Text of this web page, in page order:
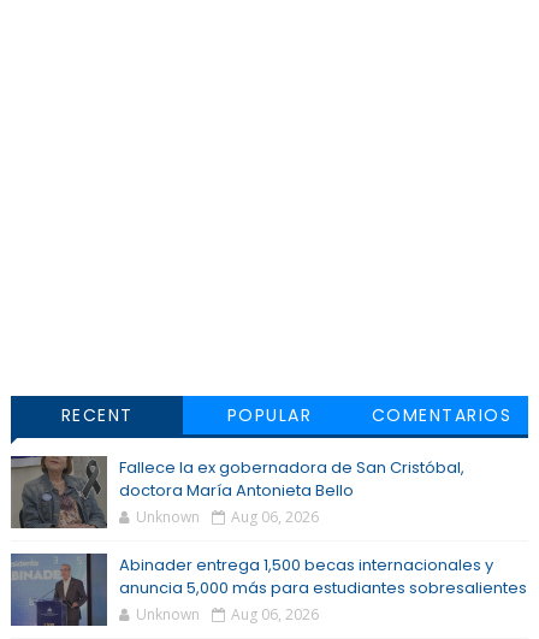
RECENT POPULAR COMENTARIOS
Fallece la ex gobernadora de San Cristóbal,
doctora María Antonieta Bello
Unknown Aug 06, 2026
Abinader entrega 1,500 becas internacionales y
anuncia 5,000 más para estudiantes sobresalientes
Unknown Aug 06, 2026